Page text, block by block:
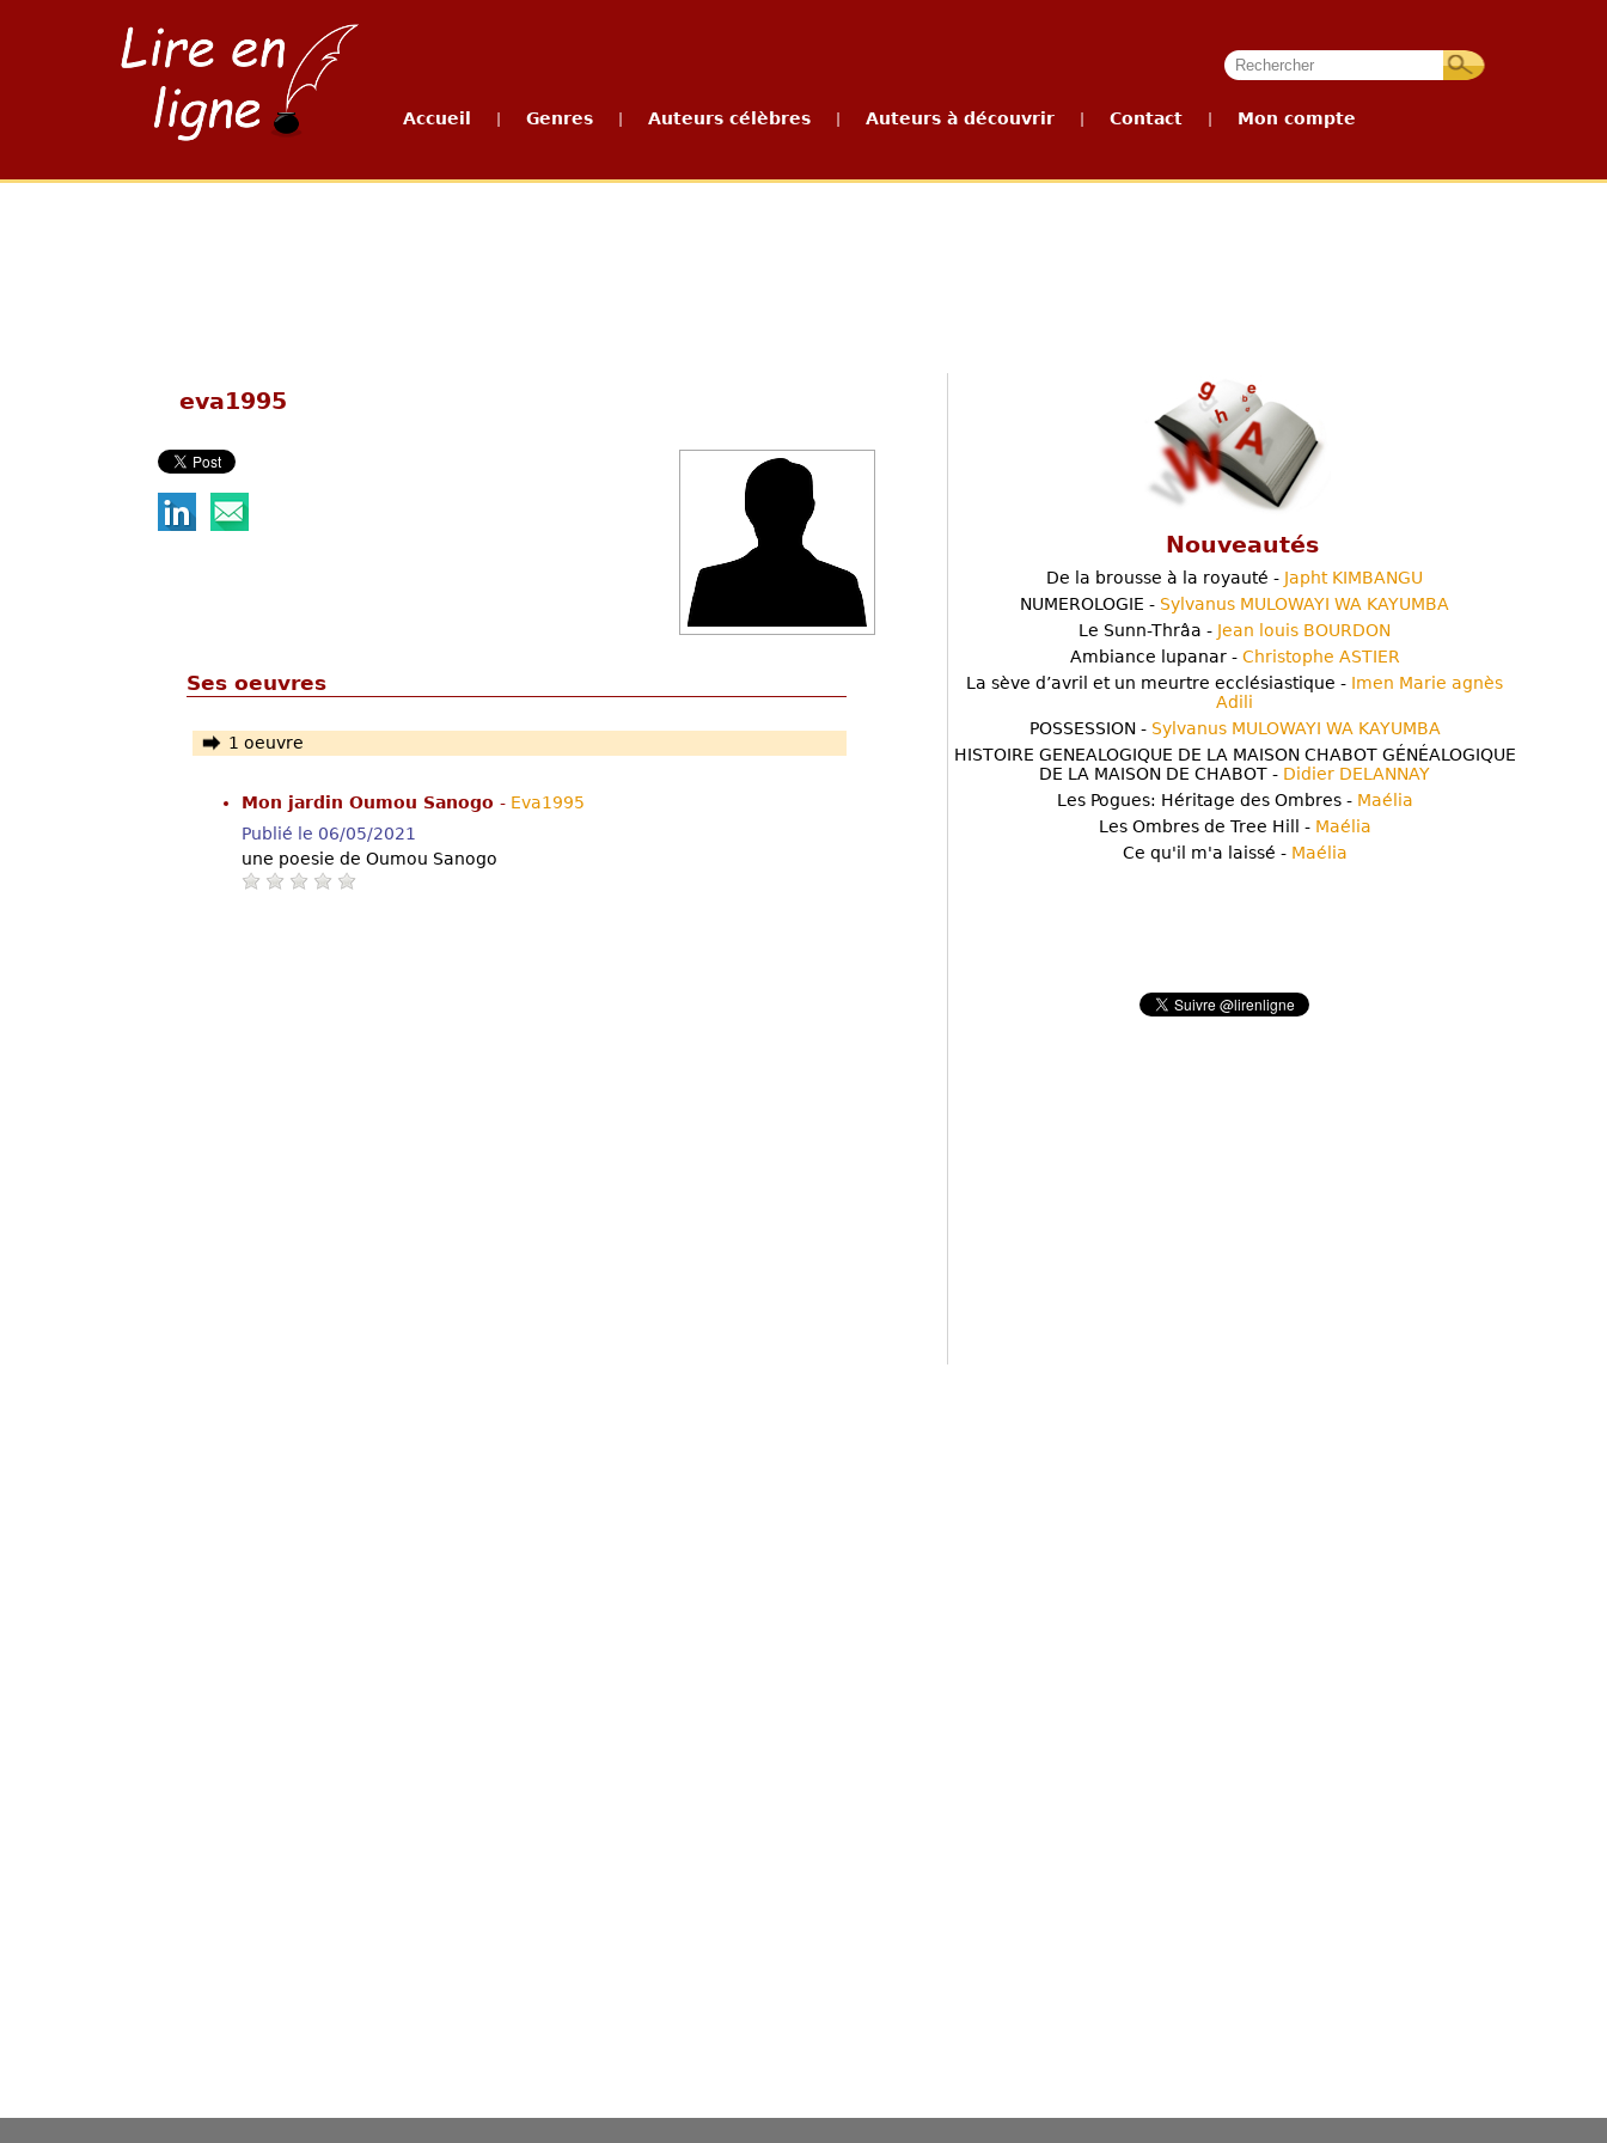
Accueil Genres Auteurs célèbres Auteurs à découvrir Contact Mon compte
eva1995
Ses oeuvres
1 oeuvre
Mon jardin Oumou Sanogo - Eva1995
Publié le 06/05/2021
une poesie de Oumou Sanogo
Nouveautés
De la brousse à la royauté - Japht KIMBANGU
NUMEROLOGIE - Sylvanus MULOWAYI WA KAYUMBA
Le Sunn-Thrâa - Jean louis BOURDON
Ambiance lupanar - Christophe ASTIER
La sève d’avril et un meurtre ecclésiastique - Imen Marie agnès
Adili
POSSESSION - Sylvanus MULOWAYI WA KAYUMBA
HISTOIRE GENEALOGIQUE DE LA MAISON CHABOT GÉNÉALOGIQUE
DE LA MAISON DE CHABOT - Didier DELANNAY
Les Pogues: Héritage des Ombres - Maélia
Les Ombres de Tree Hill - Maélia
Ce qu'il m'a laissé - Maélia